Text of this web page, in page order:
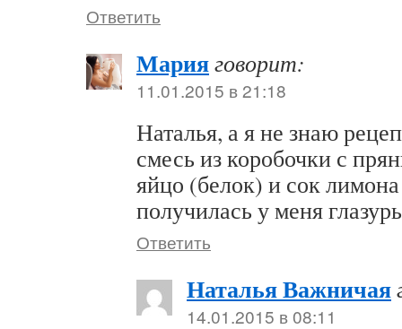
Ответить
Марияговорит:
11.01.2015 в 21:18
Наталья, а я не знаю
смесь из коробочки с
яйцо (белок) и сок
получилась у меня
Ответить
Наталья Важничая
14.01.2015 в 08:11